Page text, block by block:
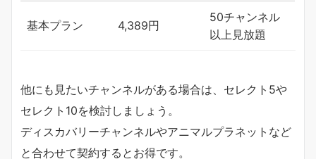
基本プラン 4,389円
50チャンネル
以上見放題
他にも見たいチャンネルがある場合は、セレクト5や
セレクト10を検討しましょう。
ディスカバリーチャンネルやアニマルプラネットなど
と合わせて契約するとお得です。